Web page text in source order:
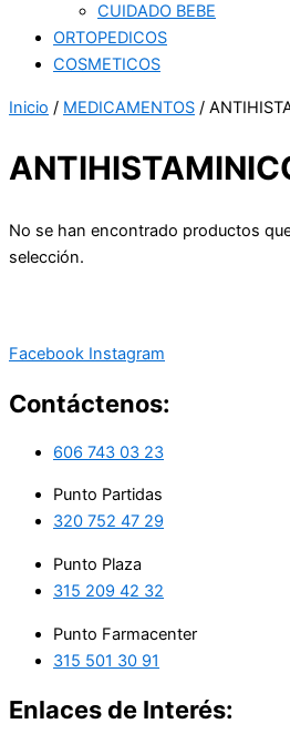
CUIDADO BEBE
ORTOPEDICOS
COSMETICOS
Inicio / MEDICAMENTOS /
No se han encontrado productos
selección.
Facebook Instagram
Contáctenos:
606 743 03 23
Punto Partidas
320 752 47 29
Punto Plaza
315 209 42 32
Punto Farmacenter
315 501 30 91
Enlaces de Interés: